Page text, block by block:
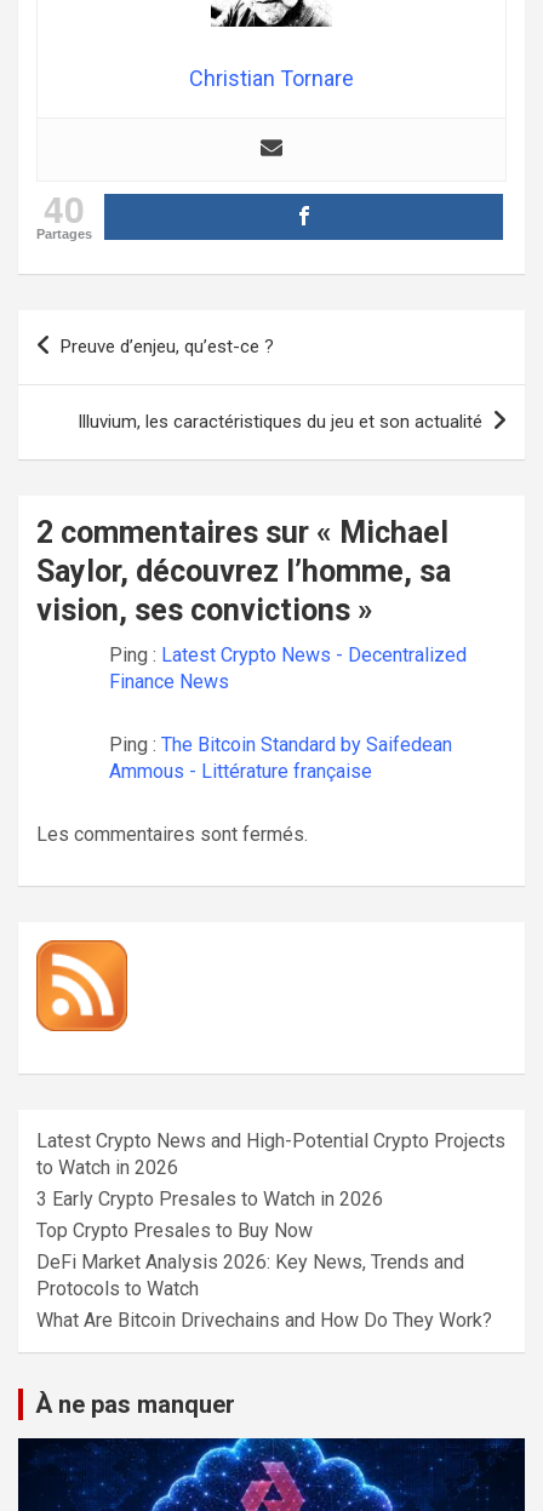
Christian Tornare
40
Partages
Navigation
Preuve d’enjeu, qu’est-ce ?
Illuvium, les caractéristiques du jeu et son actualité
2 commentaires sur « Michael
Saylor, découvrez l’homme, sa
vision, ses convictions »
Ping : Latest Crypto News - Decentralized
Finance News
Ping : The Bitcoin Standard by Saifedean
Ammous - Littérature française
Les commentaires sont fermés.
Latest Crypto News and High-Potential Crypto Projects
to Watch in 2026
3 Early Crypto Presales to Watch in 2026
Top Crypto Presales to Buy Now
DeFi Market Analysis 2026: Key News, Trends and
Protocols to Watch
What Are Bitcoin Drivechains and How Do They Work?
À ne pas manquer